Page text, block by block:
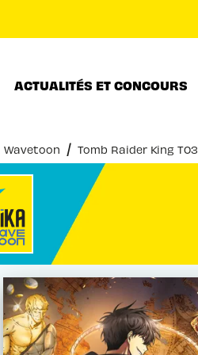
ACTUALITÉS ET CONCOURS
Wavetoon / Tomb Raider King T03